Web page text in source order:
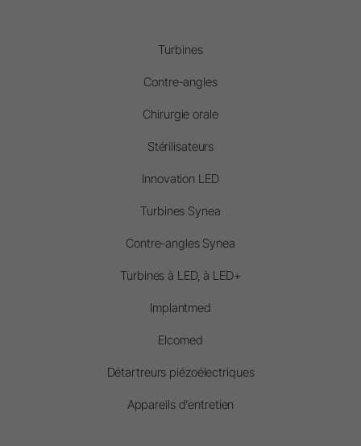
Turbines
Contre-angles
Chirurgie orale
Stérilisateurs
Innovation LED
Turbines Synea
Contre-angles Synea
Turbines à LED, à LED+
Implantmed
Elcomed
Détartreurs piézoélectriques
Appareils d’entretien